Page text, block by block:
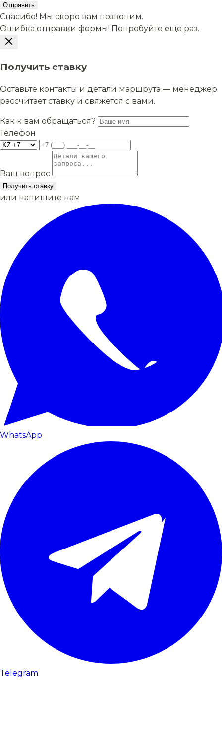
Отправить
Спасибо! Мы скоро вам позвоним.
Ошибка отправки формы! Попробуйте еще раз.
Получить ставку
Оставьте контакты и детали маршрута — менеджер
рассчитает ставку и свяжется с вами.
Как к вам обращаться?
Телефон
Ваш вопрос
Получить ставку
или напишите нам
WhatsApp
Telegram